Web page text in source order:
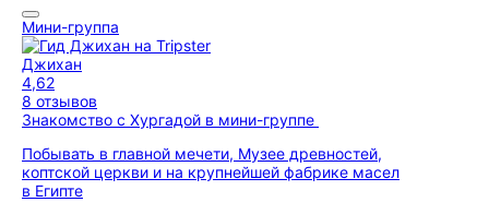
Мини-группа
Джихан
4,62
8 отзывов
Знакомство с Хургадой в мини-группе
Побывать в главной мечети, Музее древностей,
коптской церкви и на крупнейшей фабрике масел
в Египте